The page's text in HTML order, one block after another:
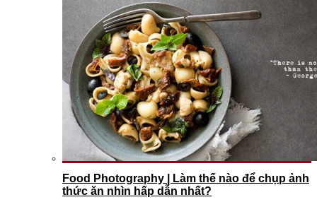
Food Photography | Làm thế nào để chụp ảnh
thức ăn nhìn hấp dẫn nhất?